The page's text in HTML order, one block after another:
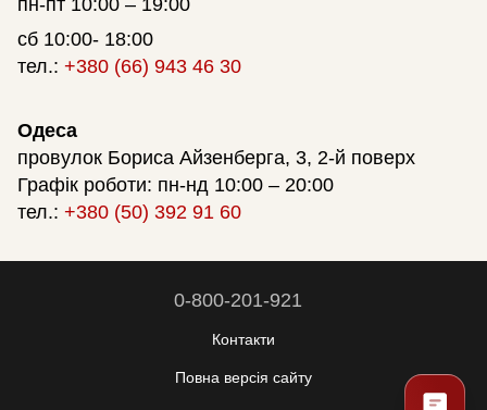
пн-пт 10:00 – 19:00
сб 10:00- 18:00
тел.: +380 (66) 943 46 30
Одеса
провулок Бориса Айзенберга, 3, 2-й поверх
Графік роботи: пн-нд 10:00 – 20:00
тел.: +380 (50) 392 91 60
0-800-201-921
Контакти
Повна версія сайту